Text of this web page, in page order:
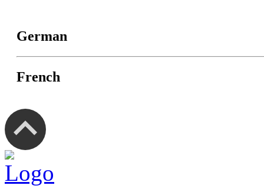
German
French